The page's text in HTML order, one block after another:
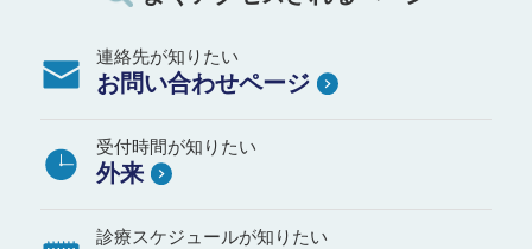
連絡先が知りたい
お問い合わせページ
受付時間が知りたい
外来
診療スケジュールが知りたい